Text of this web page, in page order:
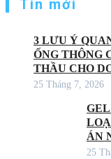
Tin mới
3 LƯU Ý
ỐNG THÔNG
THẦU CHO
25 Tháng 7, 2026
ÁN
25